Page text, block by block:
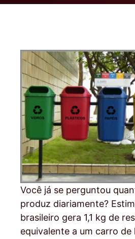
Você já se perguntou
produz diariamente?
brasileiro gera 1,1 kg de
equivalente a um carro de